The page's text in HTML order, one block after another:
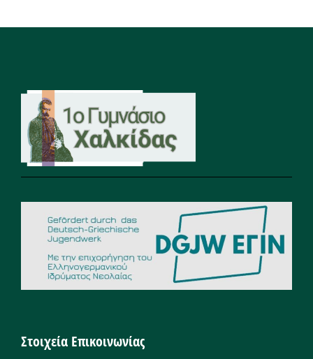
Στοιχεία Επικοινωνίας